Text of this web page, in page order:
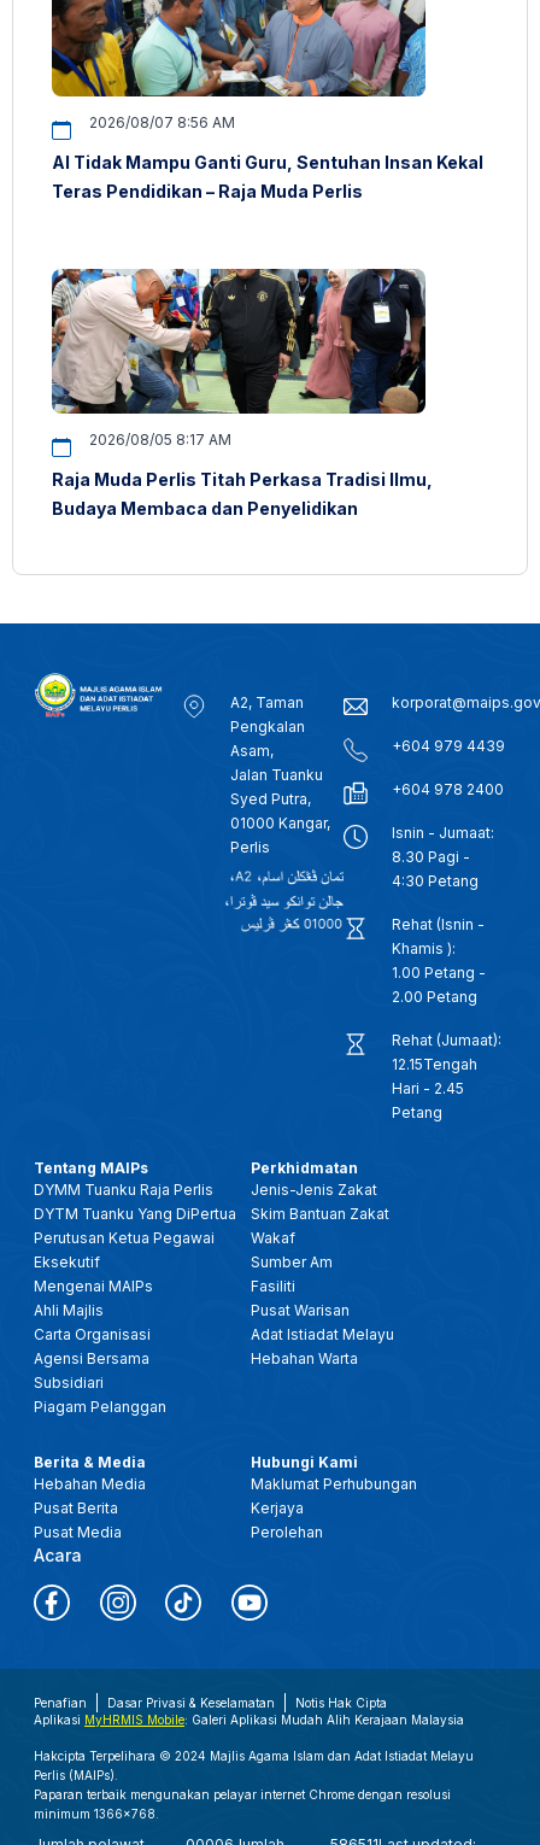
2026/08/07 8:56 AM
AI Tidak Mampu Ganti Guru, Sentuhan Insan Kekal
Teras Pendidikan – Raja Muda Perlis
2026/08/05 8:17 AM
Raja Muda Perlis Titah Perkasa Tradisi Ilmu,
Budaya Membaca dan Penyelidikan
A2, Taman
Pengkalan
Asam,
Jalan Tuanku
Syed Putra,
01000 Kangar,
Perlis
+604 979 4439
+604 978 2400
Isnin - Jumaat:
8.30 Pagi -
4:30 Petang
Rehat (Isnin -
Khamis ):
1.00 Petang -
2.00 Petang
Rehat (Jumaat):
12.15Tengah
Hari - 2.45
Petang
Tentang MAIPs
DYMM Tuanku Raja Perlis
DYTM Tuanku Yang DiPertua
Perutusan Ketua Pegawai
Eksekutif
Mengenai MAIPs
Ahli Majlis
Carta Organisasi
Agensi Bersama
Subsidiari
Piagam Pelanggan
Perkhidmatan
Jenis-Jenis Zakat
Skim Bantuan Zakat
Wakaf
Sumber Am
Fasiliti
Pusat Warisan
Adat Istiadat Melayu
Hebahan Warta
Berita & Media
Hebahan Media
Pusat Berita
Pusat Media
Acara
Hubungi Kami
Maklumat Perhubungan
Kerjaya
Perolehan
Penafian Dasar Privasi & Keselamatan
Notis Hak Cipta
Aplikasi MyHRMIS Mobile: Galeri Aplikasi Mudah Alih Kerajaan Malaysia
Hakcipta Terpelihara © 2024 Majlis Agama Islam dan Adat Istiadat Melayu
Perlis (MAIPs).
Paparan terbaik mengunakan pelayar internet Chrome dengan resolusi
minimum 1366x768.